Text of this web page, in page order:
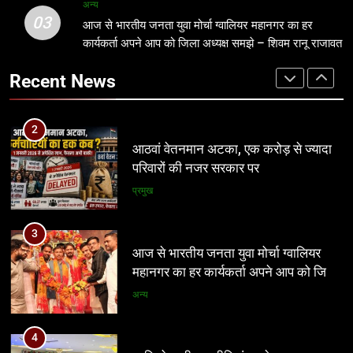
3
आज से भारतीय जनता युवा मोर्चा ग्वालियर
महानगर का हर कार्यकर्ता अपने आप को जिला
सरकार, कांग्रेस अन्याय के खिलाफ निर्णायक
संघर्ष करेगी
मध्य प्रदेश
5
की सहभागिता, डीडी नगर मॉडल विद्यालय रहा
प्रथम
अन्य
6
03
अन्य
आज से भारतीय जनता युवा मोर्चा ग्वालियर महानगर का हर
कार्यकर्ता अपने आप को जिला अध्यक्ष समझे – शिवम रानू राजावत
Recent News
2
आठवां वेतनमान अटका, एक करोड़ से ज्यादा
3
आज से भारतीय जनता युवा मोर्चा ग्वालियर
महानगर का हर कार्यकर्ता अपने आप को जिला
अध्यक्ष समझे – शिवम रानू राजावत
अन्य
4
प्रतिशोध की राजनीति बंद करे भाजपा
सरकार, कांग्रेस अन्याय के खिलाफ निर्णायक
संघर्ष करेगी
मध्य प्रदेश
5